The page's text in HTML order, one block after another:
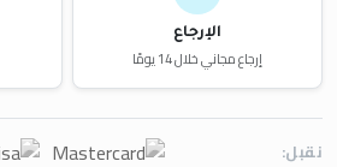
الإرجاع
إرجاع مجاني خلال 14 يومًا
نقبل: